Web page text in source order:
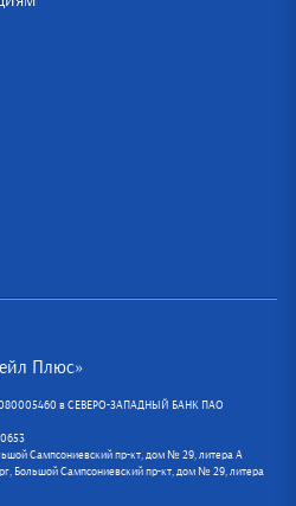
Плюс»
в СЕВЕРО-ЗАПАДНЫЙ БАНК ПАО
Сампсониевский пр-кт, дом № 29, литера А
Большой Сампсониевский пр-кт, дом № 29, литера